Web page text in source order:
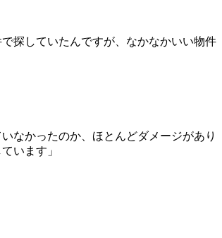
探していたんですが、なかなかいい物件
なかったのか、ほとんどダメージがあり
います」